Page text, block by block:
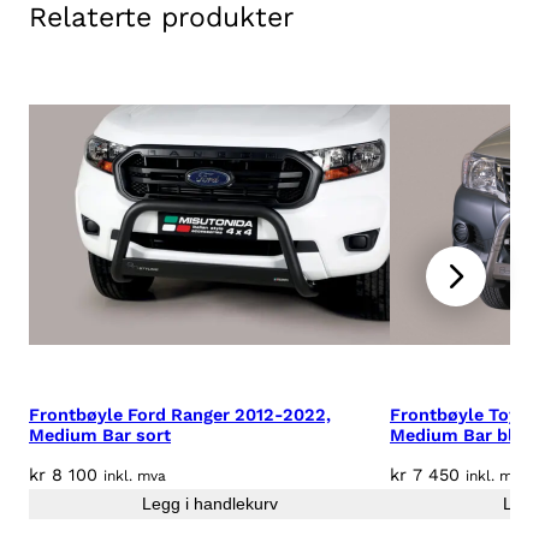
0
a
Relaterte produkter
Frontbøyle Ford Ranger 2012-2022,
Medium Bar sort
kr 8 100 inkl. mva
Legg i handlekurv
Frontbøyle
Medium Bar
kr 7 450 inkl. mva